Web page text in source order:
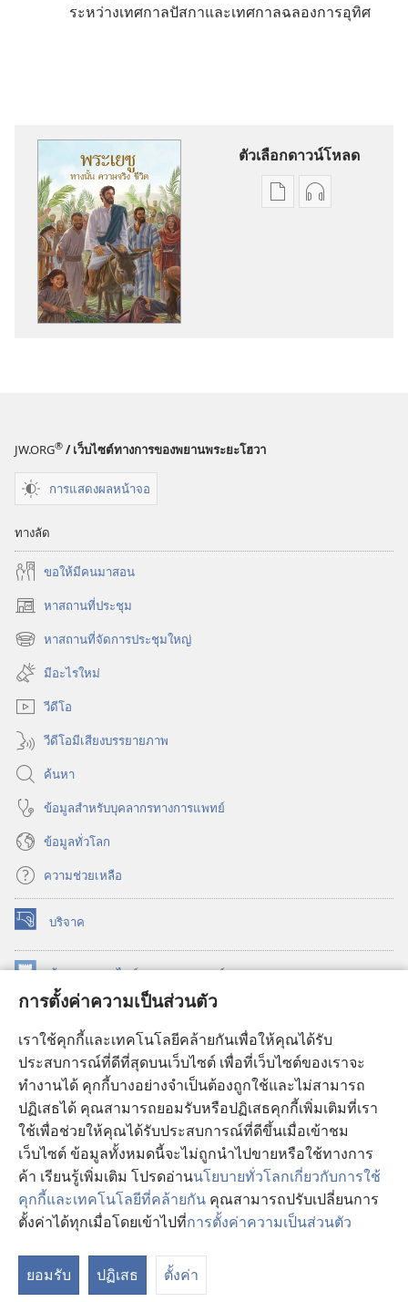
การตั้งค่าความเป็นส่วนตัว
เราใช้คุกกี้และเทคโนโลยีคล้ายกันเพื่อให้คุณได้รับ
ประสบการณ์ที่ดีที่สุดบนเว็บไซต์ เพื่อที่เว็บไซต์ของเราจะ
ทำงานได้ คุกกี้บางอย่างจำเป็นต้องถูกใช้และไม่สามารถ
ปฏิเสธได้ คุณสามารถยอมรับหรือปฏิเสธคุกกี้เพิ่มเติมที่เรา
ใช้เพื่อช่วยให้คุณได้รับประสบการณ์ที่ดีขึ้นเมื่อเข้าชม
เว็บไซต์ ข้อมูลทั้งหมดนี้จะไม่ถูกนำไปขายหรือใช้ทางการ
ค้า เรียนรู้เพิ่มเติม โปรดอ่านนโยบายทั่วโลกเกี่ยวกับการใช้
คุกกี้และเทคโนโลยีที่คล้ายกัน คุณสามารถปรับเปลี่ยนการ
ตั้งค่าได้ทุกเมื่อโดยเข้าไปที่การตั้งค่าความเป็นส่วนตัว
ยอมรับ ปฏิเสธ ตั้งค่า
ระหว่างเทศกาลปัสกาและเทศกาลฉลองการอุทิศ
ตัวเลือกดาวน์โหลด
ตัว
ตัว
JW.ORG® / เว็บไซต์ทางการของพยานพระยะโฮวา
การแสดงผลหน้าจอ
ทางลัด
ขอ​ให้​มี​คน​มา​สอน
หาสถานที่ประชุม
(เปิด
หน้าต่างหาสถานที่จัดการประชุมใหญ่
(เปิด
หน้าต่าง
ใหม่)
มีอะไรใหม่
วีดีโอ
วีดีโอมีเสียงบรรยายภาพ
ค้นหา
ข้อมูล​สำหรับ​บุคลากร​ทาง​การ​แพทย์
ข้อมูล​ทั่ว​โลก
ความช่วยเหลือ
บริจาค
(เปิด
หน้าต่าง
ใหม่) ห้องสมุดออนไลน์ของวอชเทาเวอร์
หน้าต่าง
®
หน้าต่าง
ใหม่) JW Library®
ห้องสมุดว็อชเทาเวอร์ ®
Copyright© 2026 Watch Tower Bible and Tract Society of Pennsylvania.
เงื่อนไขการใช้งาน| นโยบายการคุ้มครองข้อมูลส่วนบุคคล |การตั้งค่า